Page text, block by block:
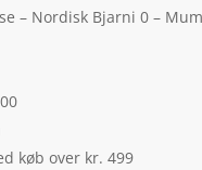
– Nordisk Bjarni 0 –
køb over kr. 499